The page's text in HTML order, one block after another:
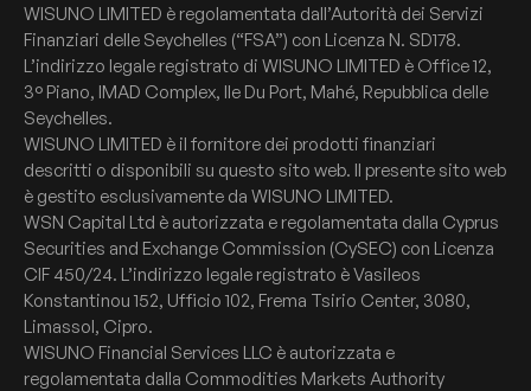
WISUNO LIMITED è regolamentata dall’Autorità dei Servizi
Finanziari delle Seychelles (“FSA”) con Licenza N. SD178.
L’indirizzo legale registrato di WISUNO LIMITED è Office 12,
3° Piano, IMAD Complex, Ile Du Port, Mahé, Repubblica delle
Seychelles.
WISUNO LIMITED è il fornitore dei prodotti finanziari
descritti o disponibili su questo sito web. Il presente sito web
è gestito esclusivamente da WISUNO LIMITED.
WSN Capital Ltd è autorizzata e regolamentata dalla Cyprus
Securities and Exchange Commission (CySEC) con Licenza
CIF 450/24. L’indirizzo legale registrato è Vasileos
Konstantinou 152, Ufficio 102, Frema Tsirio Center, 3080,
Limassol, Cipro.
WISUNO Financial Services LLC è autorizzata e
regolamentata dalla Commodities Markets Authority